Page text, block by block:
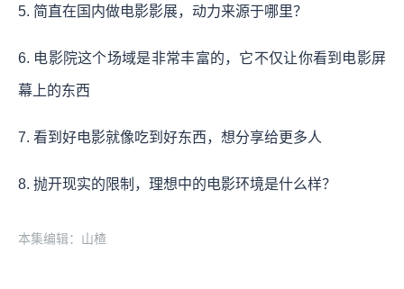
5. 简直在国内做电影影展，动力来源于哪里？
6. 电影院这个场域是非常丰富的，它不仅让你看到电影屏
幕上的东西
7. 看到好电影就像吃到好东西，想分享给更多人
8. 抛开现实的限制，理想中的电影环境是什么样？
本集编辑：山楂